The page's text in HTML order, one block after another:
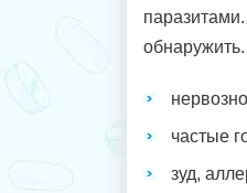
обнаружить.
частые
зуд,